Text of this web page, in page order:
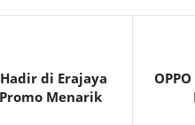
di Erajaya
Menarik